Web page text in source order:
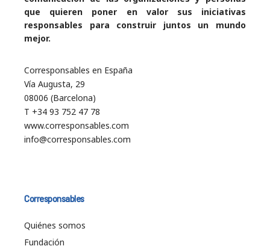
que quieren poner en valor sus iniciativas
responsables para construir juntos un mundo
mejor.
Corresponsables en España
Vía Augusta, 29
08006 (Barcelona)
T +34 93 752 47 78
www.corresponsables.com
info@corresponsables.com
Corresponsables
Quiénes somos
Fundación